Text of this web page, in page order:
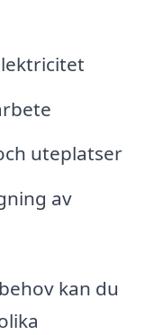
uteplatser
av
kan du